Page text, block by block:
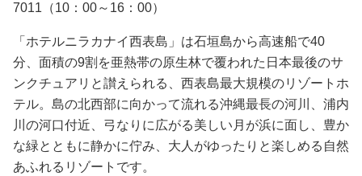
7011（10：00～16：00）
「ホテルニラカナイ西表島」は石垣島から高速船で40
分、面積の9割を亜熱帯の原生林で覆われた日本最後のサ
ンクチュアリと讃えられる、西表島最大規模のリゾートホ
テル。島の北西部に向かって流れる沖縄最長の河川、浦内
川の河口付近、弓なりに広がる美しい月が浜に面し、豊か
な緑とともに静かに佇み、大人がゆったりと楽しめる自然
あふれるリゾートです。